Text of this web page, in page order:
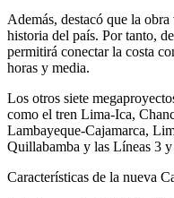
Además, destacó que la
historia del país. Por tanto,
permitirá conectar la costa
horas y media.
Los otros siete
como el tren Lima-Ica,
Lambayeque-Cajamarca,
Quillabamba y las Líneas 3
Características de la nueva